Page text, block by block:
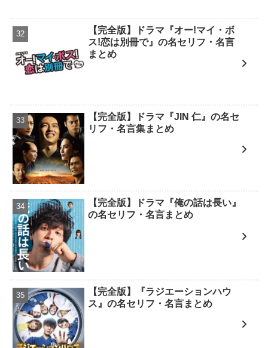
【完全版】ドラマ『オー!マイ・ボ
ス!恋は別冊で』の名セリフ・名言
まとめ
【完全版】ドラマ『JIN 仁』の名セ
リフ・名言集まとめ
【完全版】ドラマ『俺の話は長い』
の名セリフ・名言まとめ
【完全版】『ラジエーションハウ
ス』の名セリフ・名言まとめ